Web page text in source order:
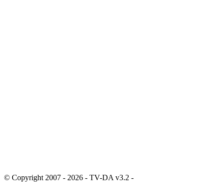
© Copyright 2007 - 2026 - TV-DA v3.2 -